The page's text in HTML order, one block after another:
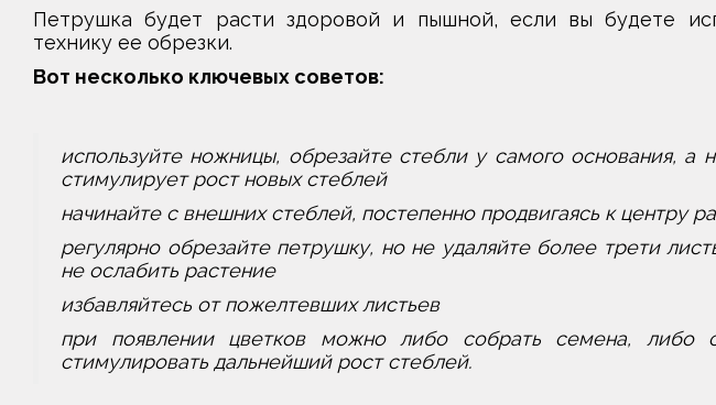
Петрушка будет расти здоровой и пышной, если вы будете
технику ее обрезки.
Вот несколько ключевых советов:
используйте ножницы, обрезайте стебли у самого основания, а
стимулирует рост новых стеблей
начинайте с внешних стеблей, постепенно продвигаясь к центру
регулярно обрезайте петрушку, но не удаляйте более трети
не ослабить растение
избавляйтесь от пожелтевших листьев
при появлении цветков можно либо собрать семена, либо
стимулировать дальнейший рост стеблей.